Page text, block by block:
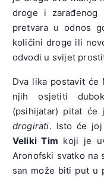
droge i
pretvara u odnos
količini droge ili
odvodi u svijet
Dva lika postavit će
njih osjetiti
(psihijatar) pitat će
drogirati. Isto će
Veliki Tim koji je
Aronofski svatko na
san može biti put u